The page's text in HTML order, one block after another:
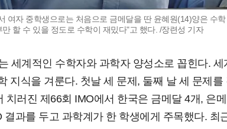
여자 중학생으로는 처음으로 금메달을 딴 윤혜원(14)양은 수
할 수 있을 정도로 수학이 재밌다"고 했다. /장련성 기자
세계적인 수학자와 과학자 양성소로 꼽힌다.
지식을 겨룬다. 첫날 세 문제, 둘째 날 세 문제
치러진 제66회 IMO에서 한국은 금메달 4개, 은
결과를 두고 과학계가 한 학생에게 주목했다. 최